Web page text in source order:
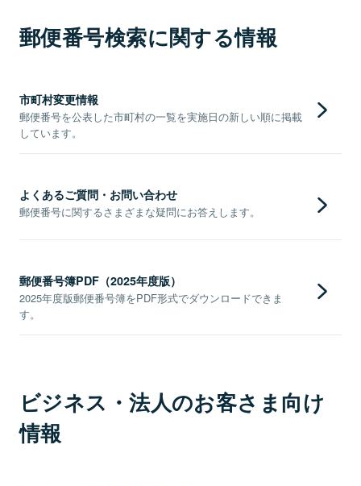
郵便番号検索に関する情報
市町村変更情報
郵便番号を公表した市町村の一覧を実施日の新しい順に掲載
しています。
よくあるご質問・お問い合わせ
郵便番号に関するさまざまな疑問にお答えします。
郵便番号簿PDF（2025年度版）
2025年度版郵便番号簿をPDF形式でダウンロードできま
す。
ビジネス・法人のお客さま向け
情報